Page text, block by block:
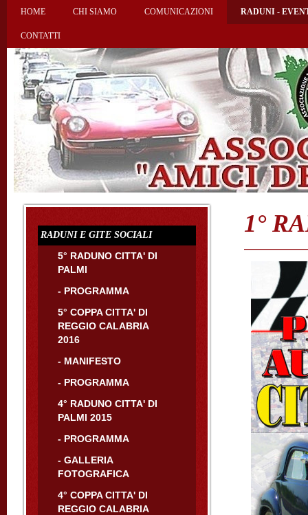
HOME CHI SIAMO COMUNICAZIONI RADUNI -
CONTATTI
RADUNI E GITE SOCIALI
5° RADUNO CITTA' DI
PALMI
- PROGRAMMA
5° COPPA CITTA' DI
REGGIO CALABRIA
2016
- MANIFESTO
- PROGRAMMA
4° RADUNO CITTA' DI
PALMI 2015
- PROGRAMMA
- GALLERIA
FOTOGRAFICA
4° COPPA CITTA' DI
REGGIO CALABRIA
1°